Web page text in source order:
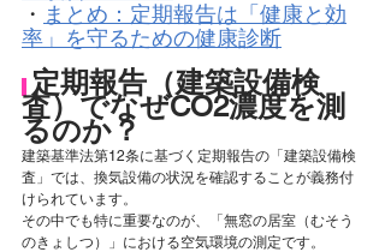
・ まとめ：定期報告は「健康と効
率」を守るための健康診断
定期報告（建築設備検
査）でなぜCO2濃度を測
るのか？
建築基準法第12条に基づく定期報告の「建築設備検
査」では、換気設備の状況を確認することが義務付
けられています。
その中でも特に重要なのが、「無窓の居室（むそう
のきょしつ）」における空気環境の測定です。